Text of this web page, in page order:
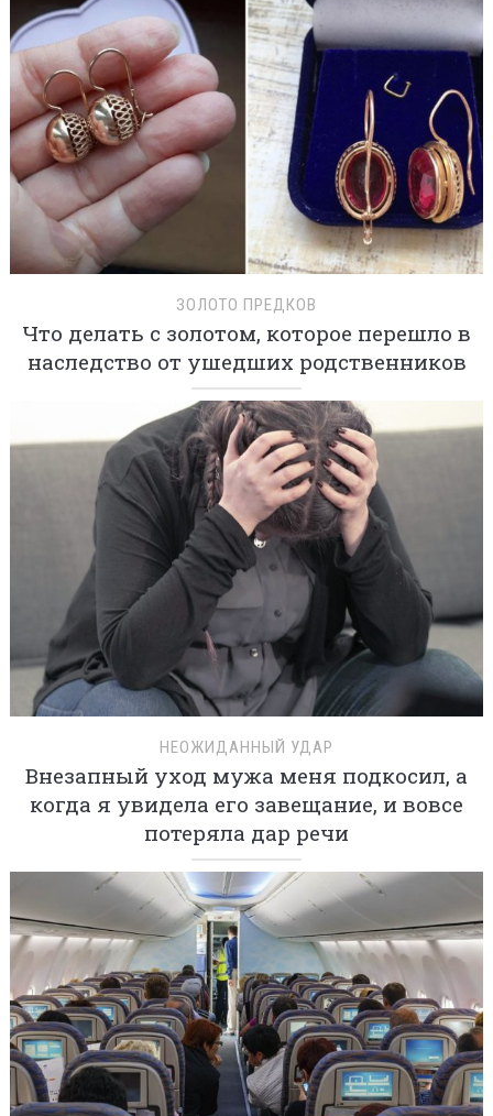
ЗОЛОТО ПРЕДКОВ
Что делать с золотом, которое перешло в
наследство от ушедших родственников
НЕОЖИДАННЫЙ УДАР
Внезапный уход мужа меня подкосил, а
когда я увидела его завещание, и вовсе
потеряла дар речи